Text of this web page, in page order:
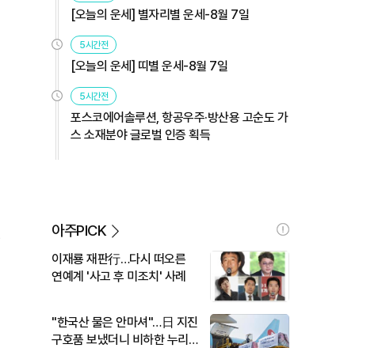
[오늘의 운세] 별자리별 운세-8월 7일
5시간전
[오늘의 운세] 띠별 운세-8월 7일
5시간전
포스코에어솔루션, 항공우주·방산용 고순도 가
스 소재분야 글로벌 인증 획득
아주PICK
이재룡 재판行…다시 떠오른
연예계 '사고 후 미조치' 사례
"한국산 물은 안마셔"…日 지진
구호품 보냈더니 비하한 누리